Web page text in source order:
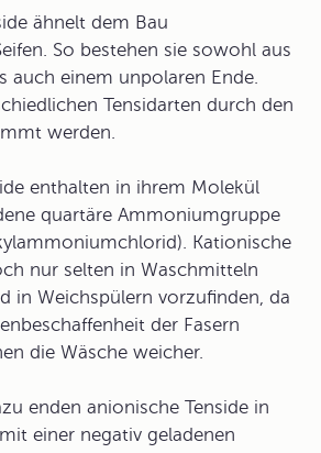
ähnelt dem Bau
So bestehen sie sowohl aus
auch einem unpolaren Ende.
Tensidarten durch den
werden.
enthalten in ihrem Molekül
quartäre Ammoniumgruppe
). Kationische
nur selten in Waschmitteln
in Weichspülern vorzufinden, da
der Fasern
die Wäsche weicher.
enden anionische Tenside in
einer negativ geladenen